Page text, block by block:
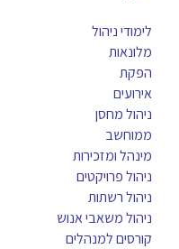
לימודי ניהול
מלונאות
הפקת
אירועים
ניהול מחסן
ממוחשב
מינהל ומזכירות
ניהול פרויקטים
ניהול רשתות
ניהול משאבי אנוש
קורסים למנהלים